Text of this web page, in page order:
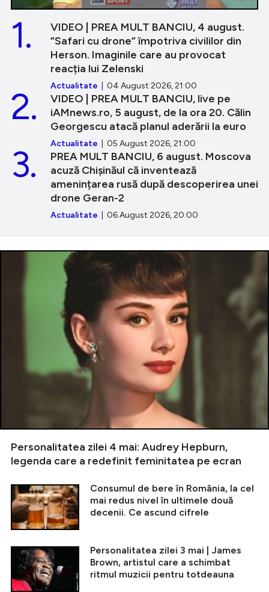
VIDEO | PREA MULT BANCIU, 4 august.
”Safari cu drone” împotriva civililor din
Herson. Imaginile care au provocat
reacția lui Zelenski
Actualitate | 04 August 2026, 21:00
1.
VIDEO | PREA MULT BANCIU, live pe
iAMnews.ro, 5 august, de la ora 20. Călin
Georgescu atacă planul aderării la euro
Actualitate | 05 August 2026, 21:00
2.
PREA MULT BANCIU, 6 august. Moscova
acuză Chișinăul că inventează
amenințarea rusă după descoperirea unei
drone Geran-2
Actualitate | 06 August 2026, 20:00
3.
Personalitatea zilei 4 mai: Audrey Hepburn,
legenda care a redefinit feminitatea pe ecran
Consumul de bere în România, la cel
mai redus nivel în ultimele două
decenii. Ce ascund cifrele
Personalitatea zilei 3 mai | James
Brown, artistul care a schimbat
ritmul muzicii pentru totdeauna